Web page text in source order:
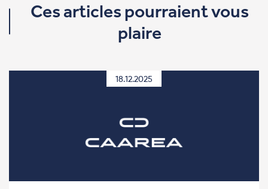
Ces articles pourraient vous
plaire
18.12.2025